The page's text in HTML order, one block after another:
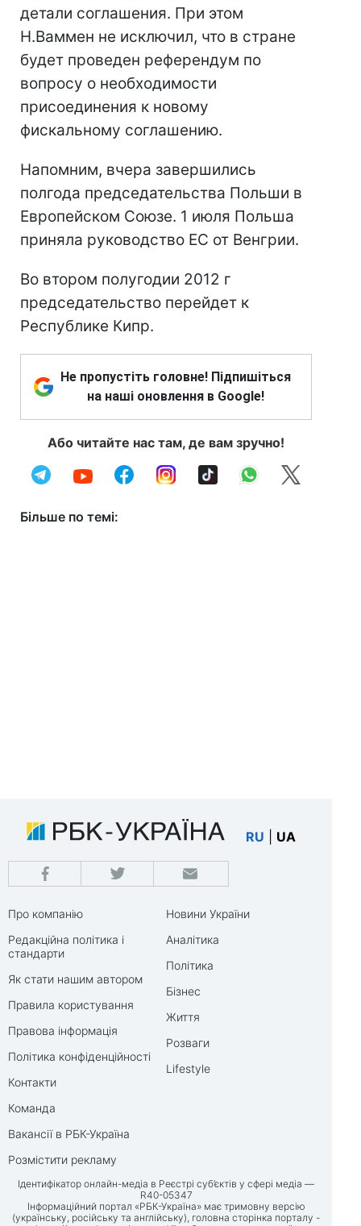
детали соглашения. При этом
Н.Ваммен не исключил, что в стране
будет проведен референдум по
вопросу о необходимости
присоединения к новому
фискальному соглашению.
Напомним, вчера завершились
полгода председательства Польши в
Европейском Союзе. 1 июля Польша
приняла руководство ЕС от Венгрии.
Во втором полугодии 2012 г
председательство перейдет к
Республике Кипр.
Не пропустіть головне! Підпишіться
на наші оновлення в Google!
Або читайте нас там, де вам зручно!
Більше по темі:
RU UA
Про компанію
Редакційна політика і
стандарти
Як стати нашим автором
Правила користування
Правова інформація
Політика конфіденційності
Контакти
Команда
Вакансії в РБК-Україна
Розмістити рекламу
Новини України
Аналітика
Політика
Бізнес
Життя
Розваги
Lifestyle
Ідентифікатор онлайн-медіа в Реєстрі суб’єктів у сфері медіа —
R40-05347
Інформаційний портал «РБК-Україна» має тримовну версію
(українську, російську та англійську), головна сторінка порталу -